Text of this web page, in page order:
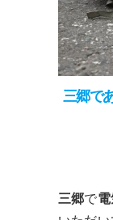
三郷で
三郷で